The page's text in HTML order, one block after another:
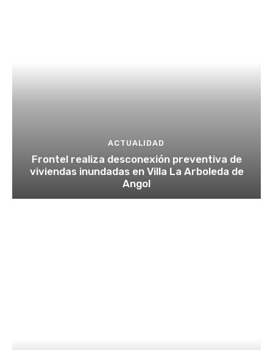
ACTUALIDAD
Frontel realiza desconexión preventiva de
viviendas inundadas en Villa La Arboleda de
Angol